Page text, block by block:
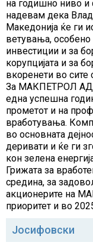
на годишно ниво и
надевам дека
Македонија ќе ги
ветувања, особено
инвестиции и за
корупцијата и за
вкоренети во сите
За МАКПЕТРОЛ АД
една успешна
прометот и на
вработувања.
во основната
деривати и ќе ги
кон зелена
Грижата за
средина, за
акционерите на
приоритет и во
Јосифовски